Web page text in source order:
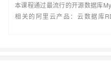
本课程通过最流行的开源数据库
相关的阿里云产品：云数据库
RDS（Relational Database